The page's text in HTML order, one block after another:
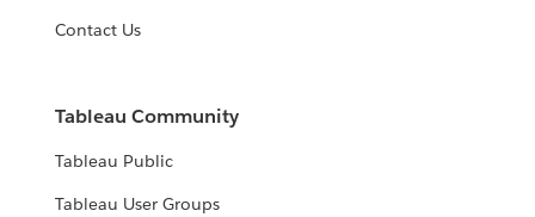
Contact Us
Tableau Community
Tableau Public
Tableau User Groups